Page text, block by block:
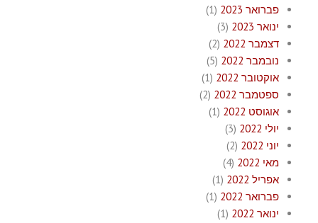
פברואר 2023
(1)
ינואר 2023
(3)
דצמבר 2022
(2)
נובמבר 2022
(5)
אוקטובר 2022
(1)
ספטמבר 2022
(2)
אוגוסט 2022
(1)
יולי 2022
(3)
יוני 2022
(2)
מאי 2022
(4)
אפריל 2022
(1)
פברואר 2022
(1)
ינואר 2022
(1)